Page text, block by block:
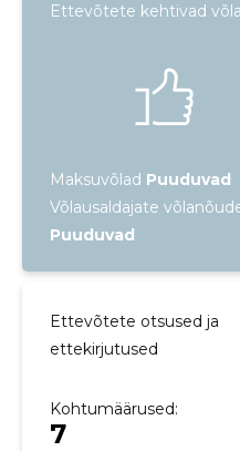
Ettevõtete kehtivad
Maksuvõlad Puuduvad
Võlausaldajate
Puuduvad
Ettevõtete otsused ja
ettekirjutused
Kohtumäärused:
7